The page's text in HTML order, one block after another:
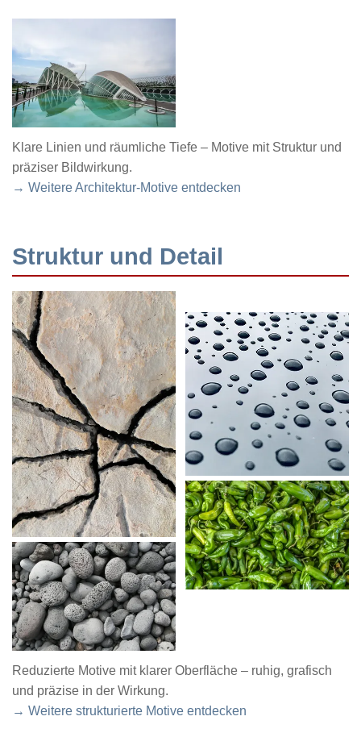
Klare Linien und räumliche Tiefe – Motive mit Struktur und
präziser Bildwirkung.
→ Weitere Architektur-Motive entdecken
Struktur und Detail
Reduzierte Motive mit klarer Oberfläche – ruhig, grafisch
und präzise in der Wirkung.
→ Weitere strukturierte Motive entdecken